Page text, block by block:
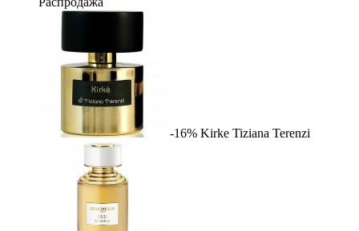
-16% Kirke Tiziana Terenzi